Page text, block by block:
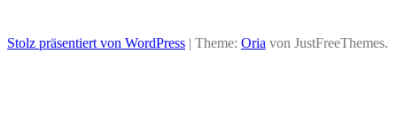
Stolz präsentiert von WordPress | Theme: Oria von JustFreeThemes.